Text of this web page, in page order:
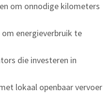
om onnodige kilometers
energieverbruik te
die investeren in
lokaal openbaar vervoer